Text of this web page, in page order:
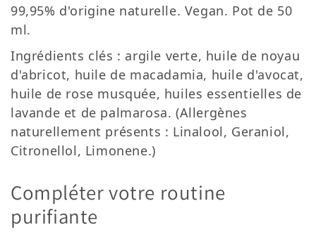
99,95% d'origine naturelle. Vegan. Pot de 50
ml.
Ingrédients clés : argile verte, huile de noyau
d'abricot, huile de macadamia, huile d'avocat,
huile de rose musquée, huiles essentielles de
lavande et de palmarosa. (Allergènes
naturellement présents : Linalool, Geraniol,
Citronellol, Limonene.)
Compléter votre routine
purifiante